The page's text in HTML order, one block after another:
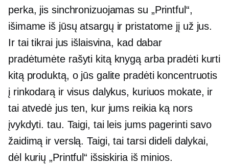
perka, jis sinchronizuojamas su „Printful“,
išimame iš jūsų atsargų ir pristatome jį už jus.
Ir tai tikrai jus išlaisvina, kad dabar
pradėtumėte rašyti kitą knygą arba pradėti kurti
kitą produktą, o jūs galite pradėti koncentruotis
į rinkodarą ir visus dalykus, kuriuos mokate, ir
tai atvedė jus ten, kur jums reikia ką nors
įvykdyti. tau. Taigi, tai leis jums pagerinti savo
žaidimą ir verslą. Taigi, tai tarsi dideli dalykai,
dėl kurių „Printful“ išsiskiria iš minios.